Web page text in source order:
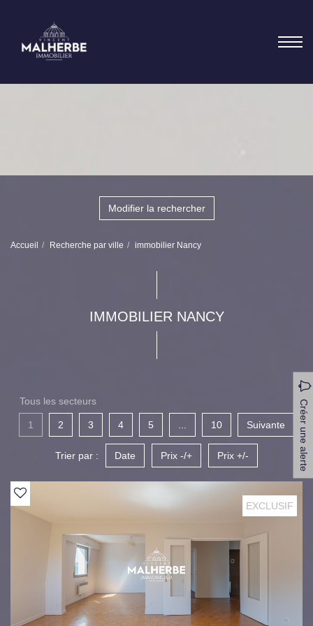
Modifier la rechercher
Accueil Recherche par ville immobilier Nancy
IMMOBILIER NANCY
Tous les secteurs Créer une alerte
1 2 3 4 5 10 Suivante
Trier par : Date Prix -/+ Prix +/-
EXCLUSIF